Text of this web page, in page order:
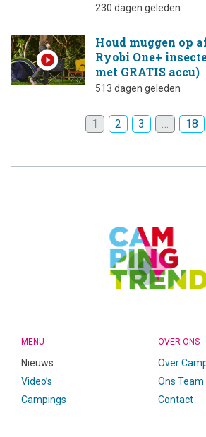
230 dagen geleden
Houd muggen op
Ryobi One+
met GRATIS accu)
513 dagen geleden
1 2 3 … 18
MENU
Nieuws
Video’s
Campings
OVER ONS
Over
Ons Team
Contact